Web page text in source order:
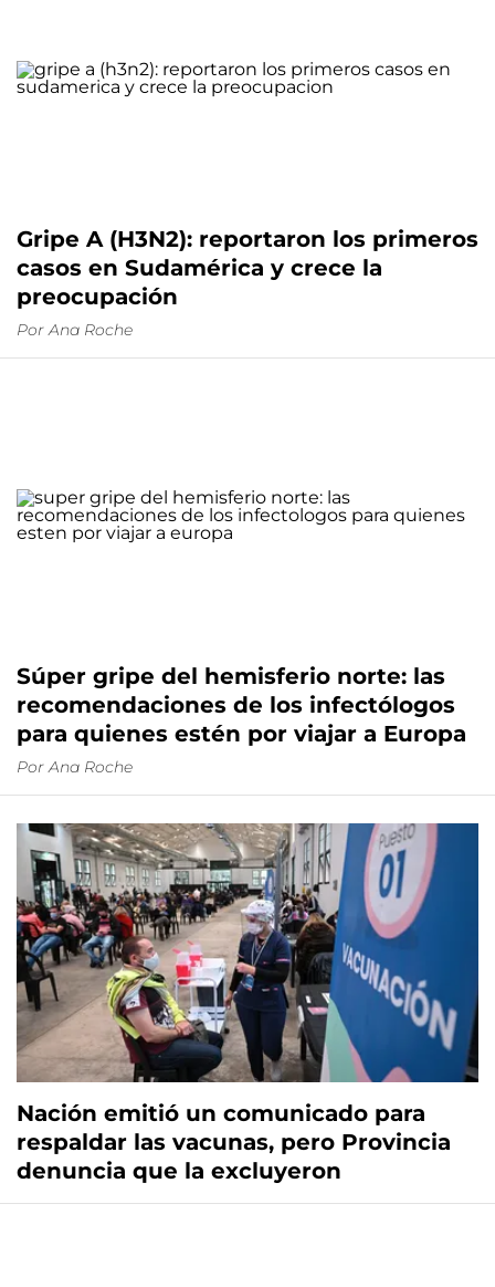
Gripe A (H3N2): reportaron los primeros
casos en Sudamérica y crece la
preocupación
Por Ana Roche
Súper gripe del hemisferio norte: las
recomendaciones de los infectólogos
para quienes estén por viajar a Europa
Por Ana Roche
Nación emitió un comunicado para
respaldar las vacunas, pero Provincia
denuncia que la excluyeron